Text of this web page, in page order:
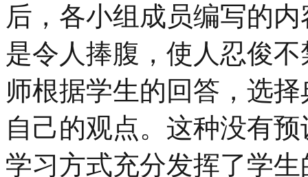
后，各小组成员编写的
是令人捧腹，使人忍俊
师根据学生的回答，选
自己的观点。这种没有
学习方式充分发挥了学